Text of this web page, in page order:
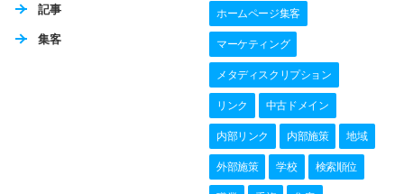
記事
集客
ホームページ集客
マーケティング
メタディスクリプション
リンク 中古ドメイン
内部リンク 内部施策 地域
外部施策 学校 検索順位